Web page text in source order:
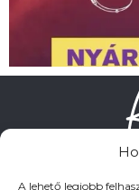
A lehető legjobb